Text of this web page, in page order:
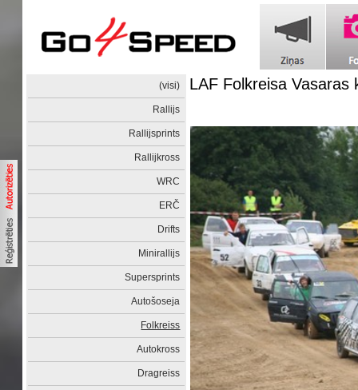
(visi)
Rallijs
Rallijsprints
Rallijkross
WRC
ERČ
Drifts
Minirallijs
Supersprints
Autošoseja
Folkreiss
Autokross
Dragreiss
LAF Folkreisa Vasaras